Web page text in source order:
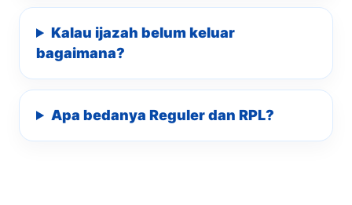
Kalau ijazah belum keluar
bagaimana?
Apa bedanya Reguler dan RPL?